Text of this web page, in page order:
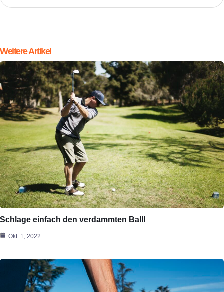
Weitere Artikel
Schlage einfach den verdammten Ball!
Okt. 1, 2022